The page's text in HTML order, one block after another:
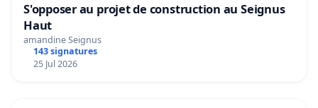
S'opposer au projet de construction au Seignus
Haut
amandine Seignus
143 signatures
25 Jul 2026